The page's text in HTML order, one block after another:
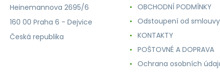
Heinemannova 2695/6
160 00 Praha 6 - Dejvice
Česká republika
OBCHODNÍ PODMÍNKY
Odstoupení od smlouvy
KONTAKTY
POŠTOVNÉ A DOPRAVA
Ochrana osobních